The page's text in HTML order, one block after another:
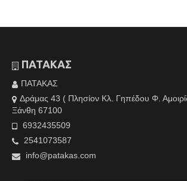
ΠΑΤΑΚΑΣ
ΠΑΤΑΚΑΣ
Δράμας 43 ( Πλησίον Κλ. Γηπέδου Φ.
Ξάνθη 67100
6932435509
2541073587
info@patakas.com